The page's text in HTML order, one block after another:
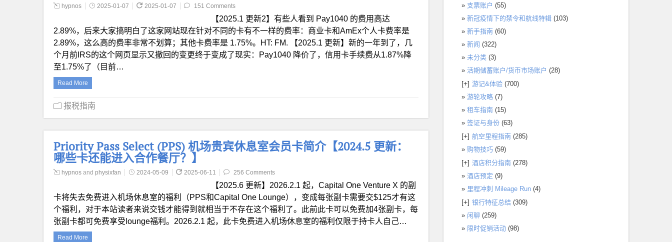
hypnos 2025-01-07 2025-01-07 151 Comments
【2025.1 更新2】有些人看到 Pay1040 的费用高达
2.89%，后来大家搞明白了这家网站现在针对不同的卡有不一样的费率：商业卡和AmEx个人卡费率是
2.89%，这么高的费率非常不划算；其他卡费率是 1.75%。HT: FM. 【2025.1 更新】新的一年到了，几
个月前IRS的这个网页显示又撤回的变更终于变成了现实：Pay1040 降价了，信用卡手续费从1.87%降
至1.75%了（目前…
Read More
报税指南
Priority Pass Select (PPS) 机场贵宾休息室会员卡简介【2024.5 更新：
哪些卡还能进入合作餐厅？】
hypnos and physixfan 2024-05-09 2025-06-11 256 Comments
【2025.6 更新】2026.2.1 起，Capital One Venture X 的副
卡将失去免费进入机场休息室的福利（PPS和Capital One Lounge），变成每张副卡需要交$125才有这
个福利，对于本站读者来说交钱才能得到就相当于不存在这个福利了。此前此卡可以免费加4张副卡，每
张副卡都可免费享受lounge福利。2026.2.1 起，此卡免费进入机场休息室的福利仅限于持卡人自己…
Read More
支票账户 (55)
新冠疫情下的禁令和航线特辑 (103)
新手指南 (60)
新闻 (322)
未分类 (3)
活期储蓄账户/货币市场账户 (28)
[+] 游记&体验 (700)
游轮攻略 (7)
租车指南 (15)
签证与身份 (63)
[+] 航空里程指南 (285)
购物技巧 (59)
[+] 酒店积分指南 (278)
酒店预定 (9)
里程冲刺 Mileage Run (4)
[+] 银行特征总结 (309)
闲聊 (259)
限时促销活动 (98)